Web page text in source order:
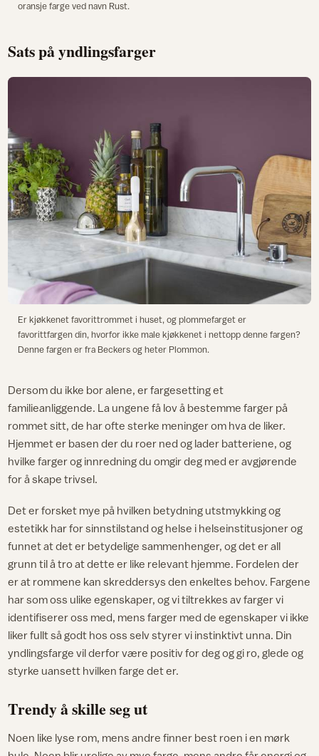
oransje farge ved navn Rust.
Sats på yndlingsfarger
Er kjøkkenet favorittrommet i huset, og plommefarget er
favorittfargen din, hvorfor ikke male kjøkkenet i nettopp denne fargen?
Denne fargen er fra Beckers og heter Plommon.
Dersom du ikke bor alene, er fargesetting et
familieanliggende. La ungene få lov å bestemme farger på
rommet sitt, de har ofte sterke meninger om hva de liker.
Hjemmet er basen der du roer ned og lader batteriene, og
hvilke farger og innredning du omgir deg med er avgjørende
for å skape trivsel.
Det er forsket mye på hvilken betydning utstmykking og
estetikk har for sinnstilstand og helse i helseinstitusjoner og
funnet at det er betydelige sammenhenger, og det er all
grunn til å tro at dette er like relevant hjemme. Fordelen der
er at rommene kan skreddersys den enkeltes behov. Fargene
har som oss ulike egenskaper, og vi tiltrekkes av farger vi
identifiserer oss med, mens farger med de egenskaper vi ikke
liker fullt så godt hos oss selv styrer vi instinktivt unna. Din
yndlingsfarge vil derfor være positiv for deg og gi ro, glede og
styrke uansett hvilken farge det er.
Trendy å skille seg ut
Noen like lyse rom, mens andre finner best roen i en mørk